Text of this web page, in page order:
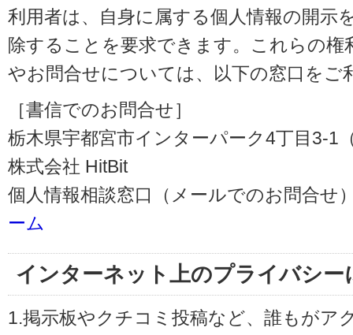
利用者は、自身に属する個人情報の開示
除することを要求できます。これらの権
やお問合せについては、以下の窓口をご
［書信でのお問合せ］
栃木県宇都宮市インターパーク4丁目3-1
株式会社 HitBit
個人情報相談窓口（メールでのお問合せ
ーム
インターネット上のプライバシー
1.掲示板やクチコミ投稿など、誰もがア